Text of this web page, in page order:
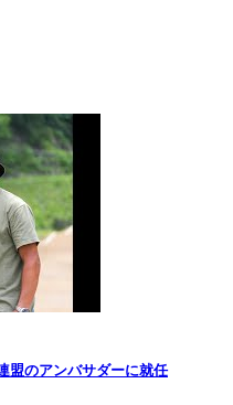
盟のアンバサダーに就任